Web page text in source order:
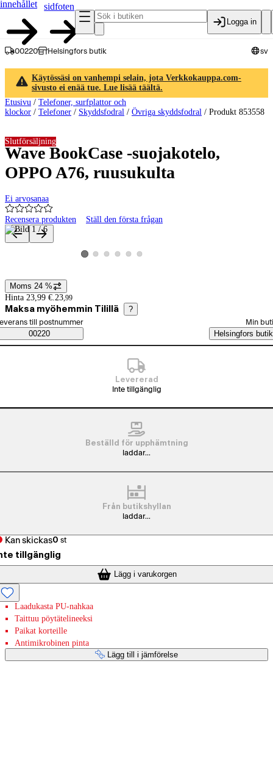
innehållet
sidfoten
Logga in
00220 Helsingfors butik sv
Käytössäsi on vanhempi selain, jota Verkkokauppa.com-
sivusto ei enää tue. Lue lisää täältä.
Etusivu / Telefoner, surfplattor och
klockor / Telefoner / Skyddsfodral / Övriga skyddsfodral / Produkt 853558
Wave BookCase -suojakotelo,
OPPO A76, ruusukulta
Ei arvosanaa
Recensera produkten Ställ den första frågan
Slutförsäljning
Produktbilder och videor
Visa produktbild 1
Visa produktbild 2
Visa produktbild 3
Visa produktbild 4
Visa produktbild 5
Visa produktbild 6
Prisinformation
Moms 24 %
Hinta 23,99 €. 23,99
Maksa myöhemmin Tilillä ?
Saatavuustiedot
beställningssätt
till postnummer
00220
Min
Helsingfors butik
Levererad
Inte tillgänglig
Beställd för upphämtning
laddar...
Från butikshyllan
laddar...
Kan skickas0 st
tillgänglig
Lägg i varukorgen
Laadukasta PU-nahkaa
Taittuu pöytätelineeksi
Paikat korteille
Antimikrobinen pinta
Lägg till i jämförelse